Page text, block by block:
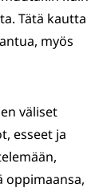
Tätä kautta
myös
väliset
esseet ja
oppimaansa,